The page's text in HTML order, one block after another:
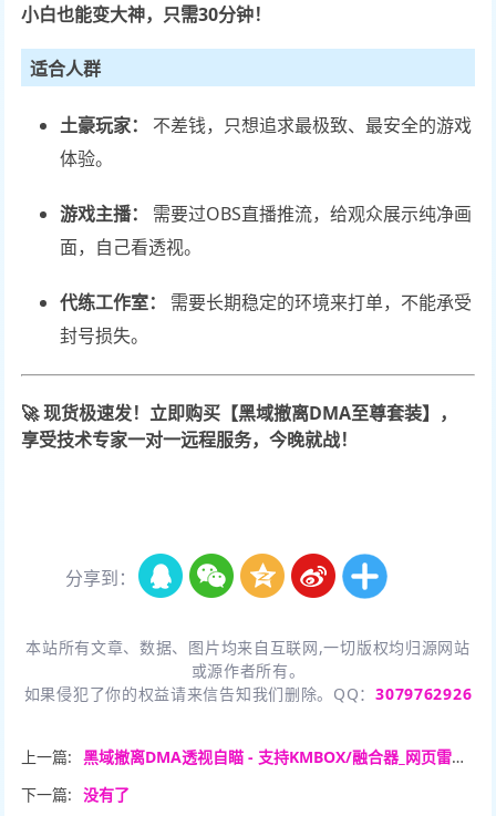
小白也能变大神，只需30分钟！
适合人群
土豪玩家：
不差钱，只想追求最极致、最安全的游戏
体验。
游戏主播：
需要过OBS直播推流，给观众展示纯净画
面，自己看透视。
代练工作室：
需要长期稳定的环境来打单，不能承受
封号损失。
🚀 现货极速发！立即购买【黑域撤离DMA至尊套装】，
享受技术专家一对一远程服务，今晚就战！
分享到：
本站所有文章、数据、图片均来自互联网,一切版权均归源网站
或源作者所有。
如果侵犯了你的权益请来信告知我们删除。QQ：3079762926
上一篇:
黑域撤离DMA透视自瞄 - 支持KMBOX/融合器_网页雷达_分屏显示
下一篇:
没有了